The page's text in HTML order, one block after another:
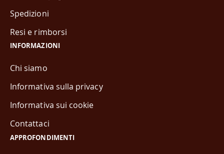
Spedizioni
Resi e rimborsi
INFORMAZIONI
Chi siamo
Informativa sulla privacy
Informativa sui cookie
Contattaci
APPROFONDIMENTI